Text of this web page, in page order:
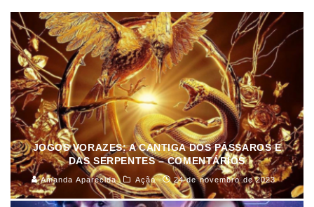
JOGOS VORAZES: A CANTIGA DOS PÁSSAROS E
DAS SERPENTES – COMENTÁRIOS
Amanda Aparecida Ação 24 de novembro de 2023